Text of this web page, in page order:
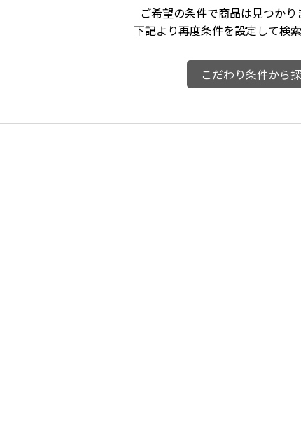
ご希望の条件で商品は見つかり
下記より再度条件を設定して検
こだわり条件から